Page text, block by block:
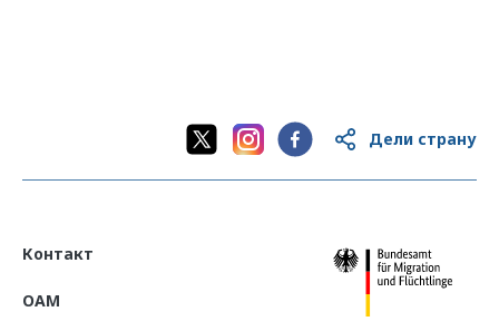
Дели страну
Контакт
OAM